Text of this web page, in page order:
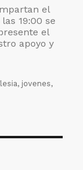
el
19:00 se
el
apoyo y
, jovenes,